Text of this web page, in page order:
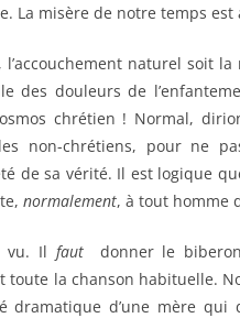
La misère de notre temps
l’accouchement naturel soit
des douleurs de
chrétien ! Normal,
non-chrétiens, pour ne
de sa vérité. Il est logique
normalement, à tout homme
vu. Il faut
donner le
la chanson habituelle.
d’une mère qui